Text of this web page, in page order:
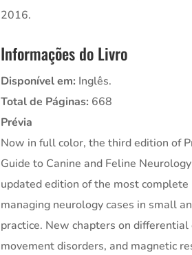
2016.
Informações do Livro
Disponível em: Inglês.
Total de Páginas: 668
Prévia
Now in full color, the third edition of
Guide to Canine and Feline
updated edition of the most complete
managing neurology cases in small
practice. New chapters on differential
movement disorders, and magnetic